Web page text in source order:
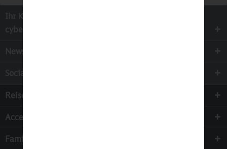
Ihr Kontakt zur
cyber-Wear Heidelberg GmbH
Newsletter
Socialmedia
Reisen
Accessoires
Familie & Kinder